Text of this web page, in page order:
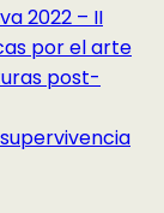
2022 – II
por el arte
post-